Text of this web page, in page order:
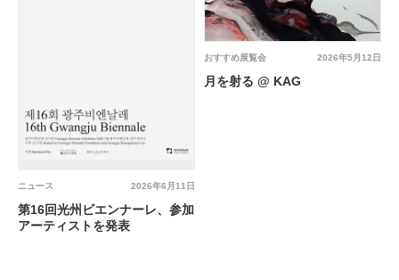
2026年6月11日
ニュース
第16回光州ビエンナーレ、参加
アーティストを発表
2026年5月12日
おすすめ展覧会
月を射る @ KAG